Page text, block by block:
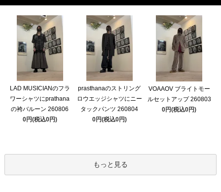
LAD MUSICIANのフラ
ワーシャツにprathana
の袴バルーン 260806
0円(税込0円)
prasthanaのストリング
ロウエッジシャツにニー
タックパンツ 260804
0円(税込0円)
VOAAOV ブライトモー
ルセットアップ 260803
0円(税込0円)
もっと見る